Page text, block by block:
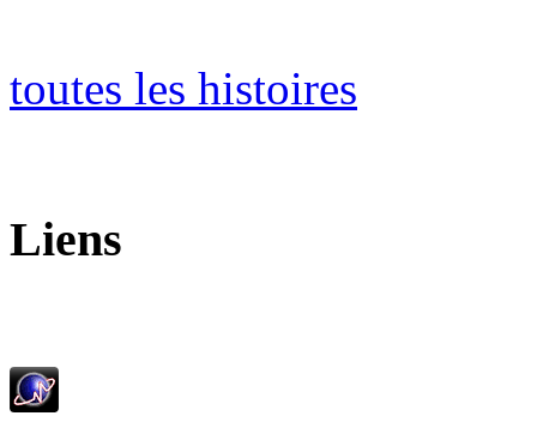
toutes les histoires
Liens